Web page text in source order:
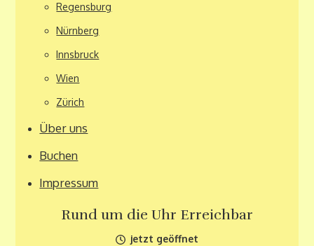
Regensburg
Nürnberg
Innsbruck
Wien
Zürich
Über uns
Buchen
Impressum
Rund um die Uhr Erreichbar
jetzt geöffnet